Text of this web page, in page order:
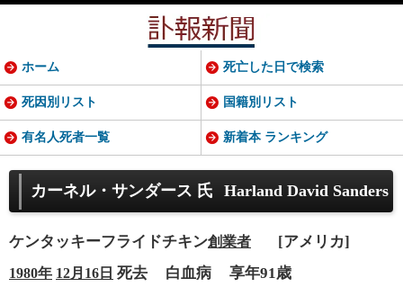
カーネル・サンダース 氏 Harland David Sanders
ケンタッキーフライドチキン創業者 [アメリカ]
1980年 12月16日 死去 白血病 享年91歳
ホーム 死亡した日で検索
死因別リスト 国籍別リスト
有名人死者一覧 新着本 ランキング